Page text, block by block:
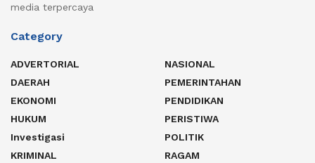
media terpercaya
Category
ADVERTORIAL
DAERAH
EKONOMI
HUKUM
Investigasi
KRIMINAL
NASIONAL
PEMERINTAHAN
PENDIDIKAN
PERISTIWA
POLITIK
RAGAM